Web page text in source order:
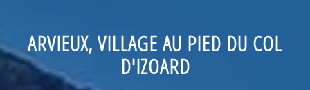
ARVIEUX, VILLAGE AU PIED DU COL
D'IZOARD